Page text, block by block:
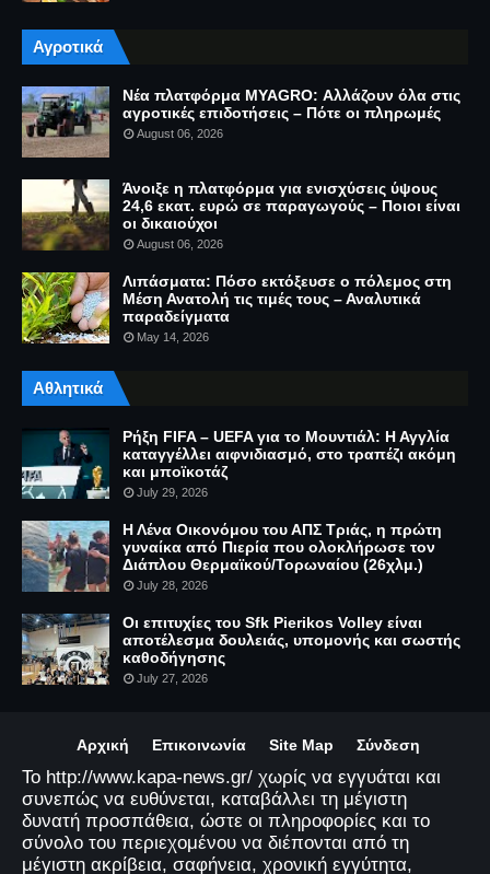
Αγροτικά
Νέα πλατφόρμα MYAGRO: Αλλάζουν όλα στις
αγροτικές επιδοτήσεις – Πότε οι πληρωμές
August 06, 2026
Άνοιξε η πλατφόρμα για ενισχύσεις ύψους
24,6 εκατ. ευρώ σε παραγωγούς – Ποιοι είναι
οι δικαιούχοι
August 06, 2026
Λιπάσματα: Πόσο εκτόξευσε ο πόλεμος στη
Μέση Ανατολή τις τιμές τους – Αναλυτικά
παραδείγματα
May 14, 2026
Αθλητικά
Ρήξη FIFA – UEFA για το Μουντιάλ: Η Αγγλία
καταγγέλλει αιφνιδιασμό, στο τραπέζι ακόμη
και μποϊκοτάζ
July 29, 2026
Η Λένα Οικονόμου του ΑΠΣ Τριάς, η πρώτη
γυναίκα από Πιερία που ολοκλήρωσε τον
Διάπλου Θερμαϊκού/Τορωναίου (26χλμ.)
July 28, 2026
Οι επιτυχίες του Sfk Pierikos Volley είναι
αποτέλεσμα δουλειάς, υπομονής και σωστής
καθοδήγησης
July 27, 2026
Αρχική Επικοινωνία Site Map Σύνδεση
Το http://www.kapa-news.gr/ χωρίς να εγγυάται και
συνεπώς να ευθύνεται, καταβάλλει τη μέγιστη
δυνατή προσπάθεια, ώστε οι πληροφορίες και το
σύνολο του περιεχομένου να διέπονται από τη
μέγιστη ακρίβεια, σαφήνεια, χρονική εγγύτητα,